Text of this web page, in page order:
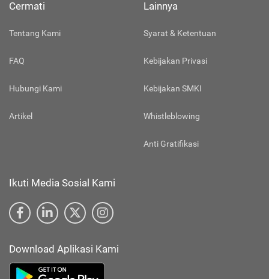
Cermati
Tentang Kami
FAQ
Hubungi Kami
Artikel
Lainnya
Syarat & Ketentuan
Kebijakan Privasi
Kebijakan SMKI
Whistleblowing
Anti Gratifikasi
Ikuti Media Sosial Kami
Download Aplikasi Kami